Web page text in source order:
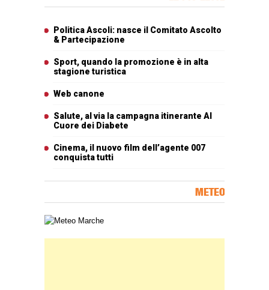
Politica Ascoli: nasce il Comitato Ascolto
& Partecipazione
Sport, quando la promozione è in alta
stagione turistica
Web canone
Salute, al via la campagna itinerante Al
Cuore dei Diabete
Cinema, il nuovo film dell’agente 007
conquista tutti
METEO
Carta meteorologica delle Marche